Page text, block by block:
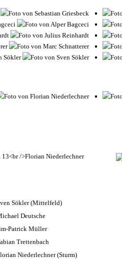
Sökler
Sökler(Mittelfeld)
Deutsche
Patrick Müller
Trettenbach
Niederlechner(Sturm)